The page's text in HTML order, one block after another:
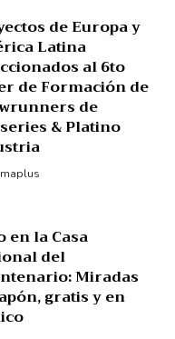
de Europa y
Latina
al 6to
de Formación de
de
& Platino
en la Casa
del
Miradas
gratis y en